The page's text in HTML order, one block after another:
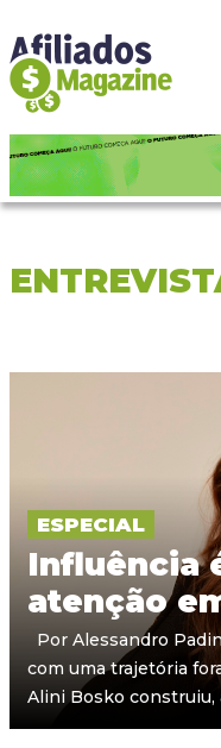
ESPECIAL
Influência
atenção
Por Alessandro
com uma trajetória
Alini Bosko construiu,